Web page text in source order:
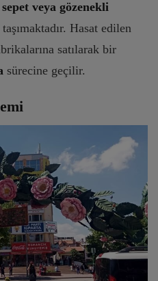
sepet veya gözenekli
Hasat edilen
satılarak bir
sürecine geçilir.